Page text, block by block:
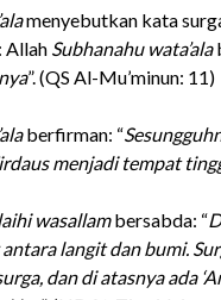
menyebutkan kata
Allah Subhanahu wata’ala
”. (QS Al-Mu’minun: 11)
berfirman: “
menjadi tempat
wasallambersabda: “
langit dan bumi.
dan di atasnya ada